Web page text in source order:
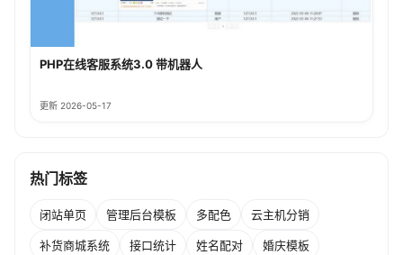
PHP在线客服系统3.0 带机器人
更新 2026-05-17
热门标签
闭站单页 管理后台模板 多配色 云主机分销
补货商城系统 接口统计 姓名配对 婚庆模板